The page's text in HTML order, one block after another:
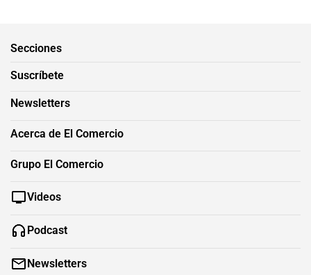
Secciones
Suscríbete
Newsletters
Acerca de El Comercio
Grupo El Comercio
Videos
Podcast
Newsletters